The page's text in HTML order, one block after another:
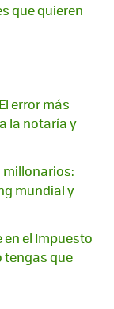
que quieren
error más
la notaría y
millonarios:
mundial y
el Impuesto
tengas que